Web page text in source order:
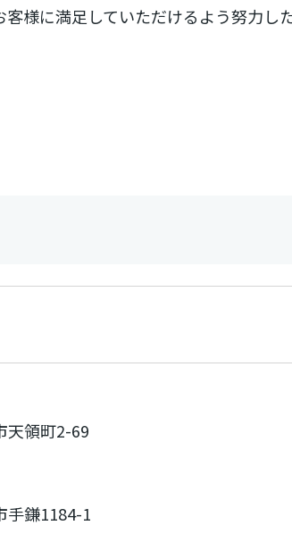
客様に満足していただけるよう努力し
領町2-69
鎌1184-1